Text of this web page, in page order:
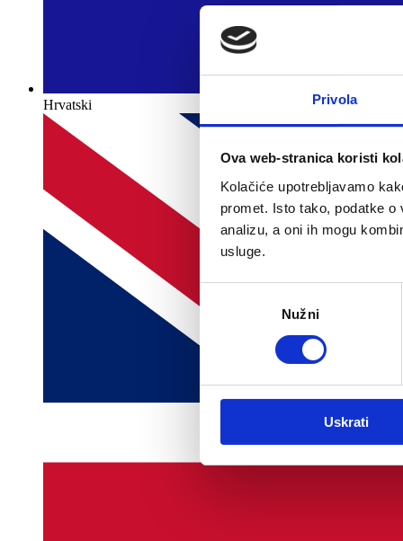
Privola
Ova web-stranica koristi
Kolačiće upotrebljavamo
promet. Isto tako, podatke
analizu, a oni ih mogu
usluge.
Nužni
Uskrati
Hrvatski